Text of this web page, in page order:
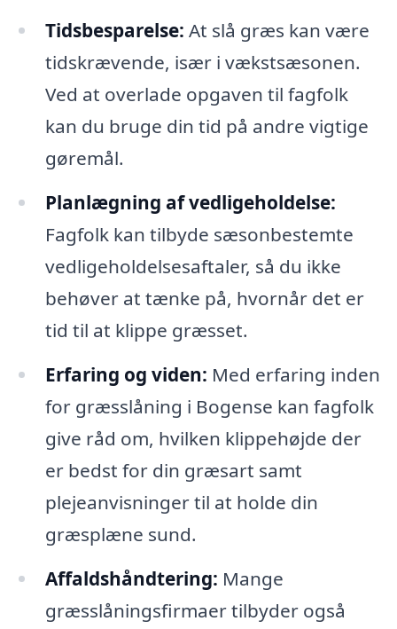
Tidsbesparelse: At slå græs kan være
tidskrævende, især i vækstsæsonen.
Ved at overlade opgaven til fagfolk
kan du bruge din tid på andre vigtige
gøremål.
Planlægning af vedligeholdelse:
Fagfolk kan tilbyde sæsonbestemte
vedligeholdelsesaftaler, så du ikke
behøver at tænke på, hvornår det er
tid til at klippe græsset.
Erfaring og viden: Med erfaring inden
for græsslåning i Bogense kan fagfolk
give råd om, hvilken klippehøjde der
er bedst for din græsart samt
plejeanvisninger til at holde din
græsplæne sund.
Affaldshåndtering: Mange
græsslåningsfirmaer tilbyder også